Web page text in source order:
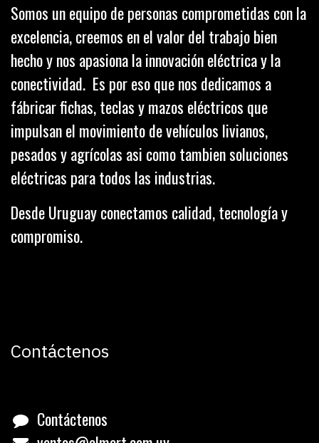
Somos un equipo de personas comprometidas con la
excelencia, creemos en el valor del trabajo bien
hecho y nos apasiona la innovación eléctrica y la
conectividad. Es por eso que nos dedicamos a
fábricar fichas, teclas y mazos eléctricos que
impulsan el movimiento de vehículos livianos,
pesados y agrícolas asi como tambien soluciones
eléctricas para todos las industrias.
Desde Uruguay conectamos calidad, tecnología y
compromiso.
Contáctenos
Contáctenos